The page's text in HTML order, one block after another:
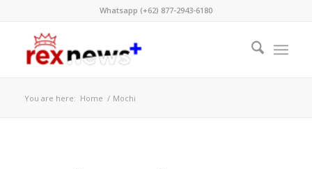
Whatsapp (+62) 877-2943-6180
You are here: Home / Mochi